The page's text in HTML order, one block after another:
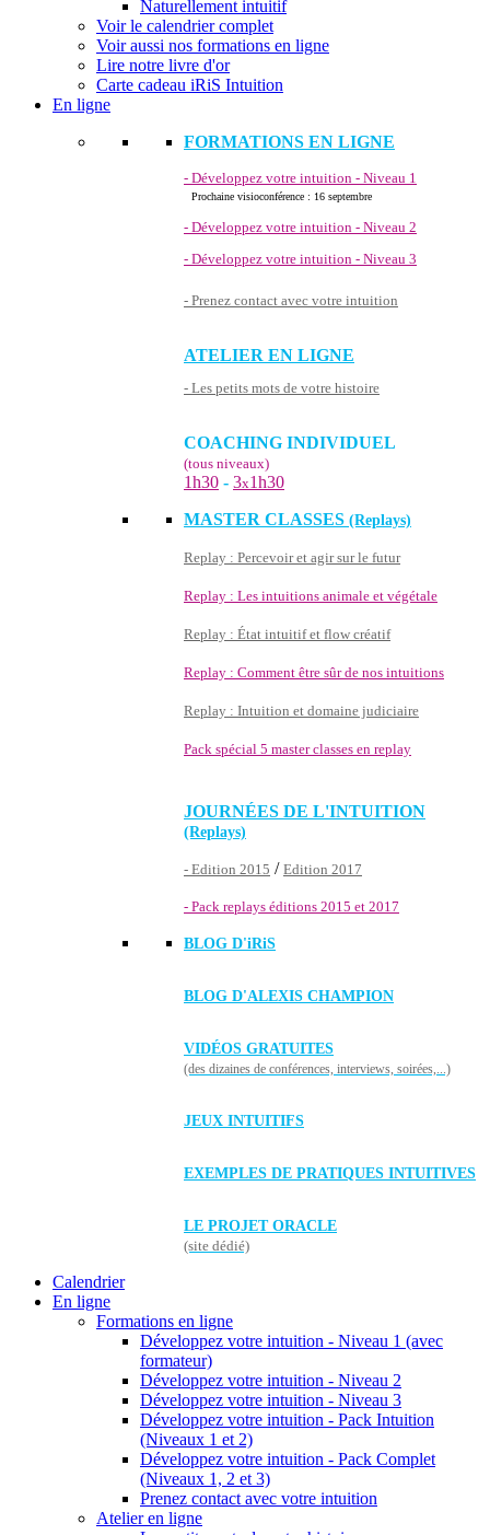
Naturellement intuitif
Voir le calendrier complet
Voir aussi nos formations en ligne
Lire notre livre d'or
Carte cadeau iRiS Intuition
En ligne
FORMATIONS EN LIGNE
- Développez votre intuition - Niveau 1
Prochaine visioconférence : 16 septembre
- Développez votre intuition - Niveau 2
- Développez votre intuition - Niveau 3
- Prenez contact avec votre intuition
ATELIER EN LIGNE
- Les petits mots de votre histoire
COACHING INDIVIDUEL
(tous niveaux)
1h30 - 3x1h30
MASTER CLASSES (Replays)
Replay : Percevoir et agir sur le futur
Replay : Les intuitions animale et végétale
Replay : État intuitif et flow créatif
Replay : Comment être sûr de nos intuitions
Replay : Intuition et domaine judiciaire
Pack spécial 5 master classes en replay
JOURNÉES DE L'INTUITION
(Replays)
- Edition 2015 / Edition 2017
- Pack replays éditions 2015 et 2017
BLOG D'iRiS
BLOG D'ALEXIS CHAMPION
VIDÉOS GRATUITES
(des dizaines de conférences, interviews, soirées,...)
JEUX INTUITIFS
EXEMPLES DE PRATIQUES INTUITIVES
LE PROJET ORACLE
(site dédié)
Calendrier
En ligne
Formations en ligne
Développez votre intuition - Niveau 1 (avec
formateur)
Développez votre intuition - Niveau 2
Développez votre intuition - Niveau 3
Développez votre intuition - Pack Intuition
(Niveaux 1 et 2)
Développez votre intuition - Pack Complet
(Niveaux 1, 2 et 3)
Prenez contact avec votre intuition
Atelier en ligne